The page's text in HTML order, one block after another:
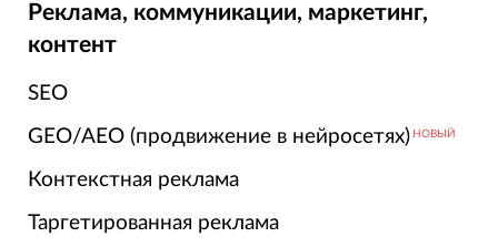
Реклама, коммуникации, маркетинг,
контент
SEO
GEO/AEO (продвижение в нейросетях) НОВЫЙ
Контекстная реклама
Таргетированная реклама